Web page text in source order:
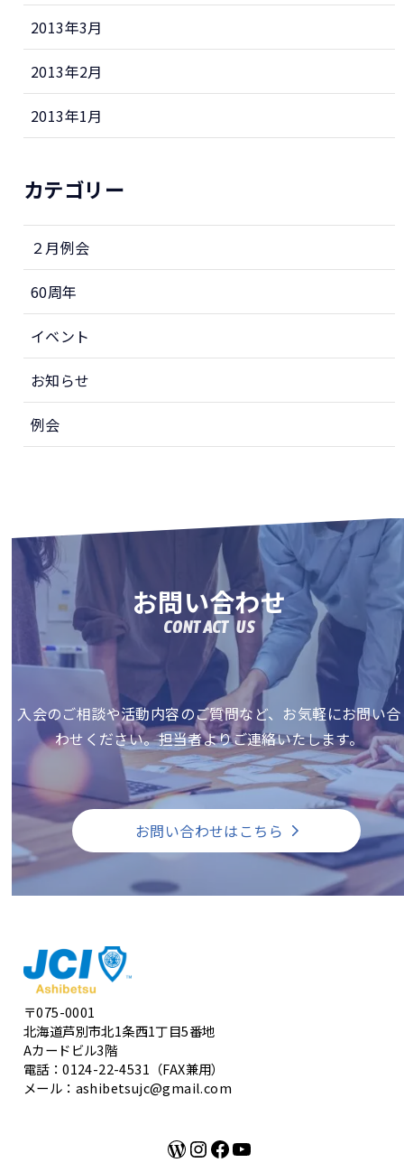
2013年3月
2013年2月
2013年1月
カテゴリー
２月例会
60周年
イベント
お知らせ
例会
お問い合わせ
CONTACT US
入会のご相談や活動内容のご質問など、お気軽にお問い合
わせください。担当者よりご連絡いたします。
お問い合わせはこちら
〒075-0001
北海道芦別市北1条西1丁目5番地
Aカードビル3階
電話：0124-22-4531（FAX兼用）
メール：ashibetsujc@gmail.com
WordPress
Instagram
Facebook
YouTube